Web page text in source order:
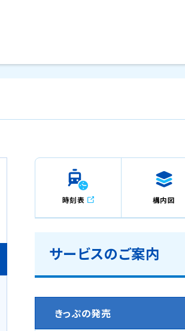
時刻表 構内図
サービスのご案内
きっぷの発売